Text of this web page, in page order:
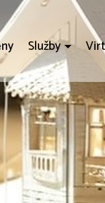
Služby